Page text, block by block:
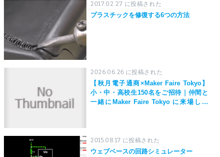
2017.02.27 に投稿された
プラスチックを修復する6つの方法
2026.06.26 に投稿された
【秋月電子通商×Maker Faire Tokyo】
小・中・高校生150名をご招待｜仲間と
一緒にMaker Faire Tokyo に来場しよ
2015.08.17 に投稿された
ウェブベースの回路シミュレーター